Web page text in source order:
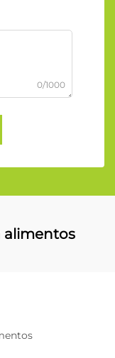
0/1000
alimentos